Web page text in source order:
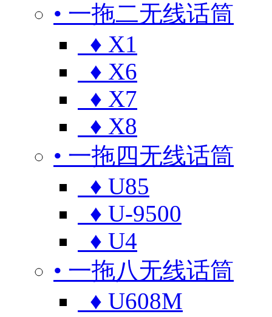
• 一拖二无线话筒
♦ X1
♦ X6
♦ X7
♦ X8
• 一拖四无线话筒
♦ U85
♦ U-9500
♦ U4
• 一拖八无线话筒
♦ U608M